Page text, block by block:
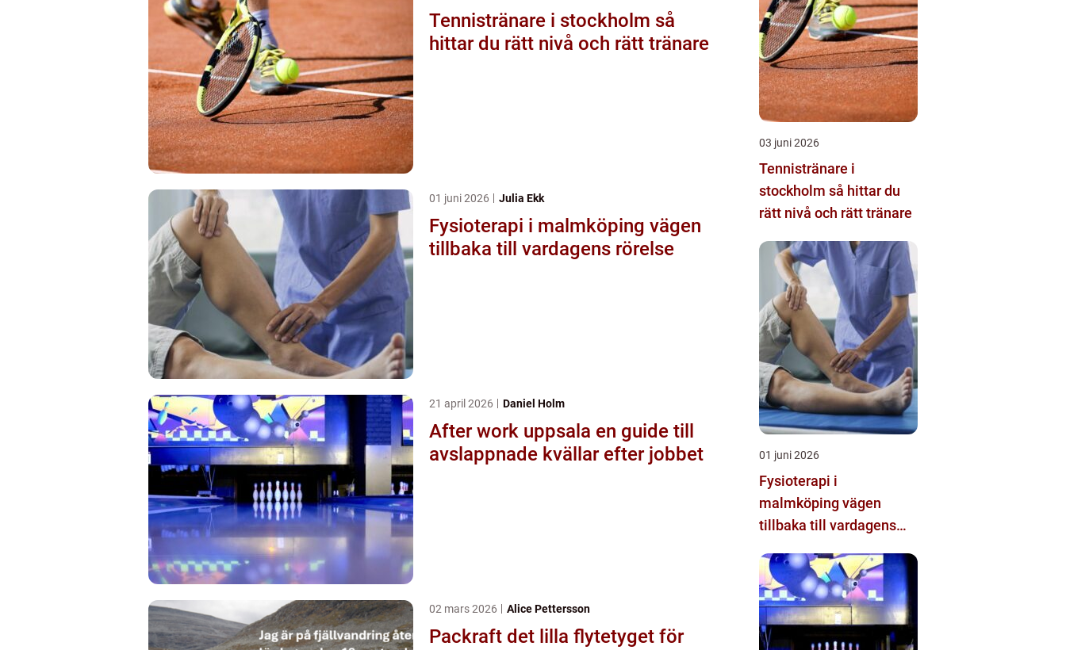
Tennistränare i stockholm så
hittar du rätt nivå och rätt tränare
01 juni 2026 Julia Ekk
Fysioterapi i malmköping vägen
tillbaka till vardagens rörelse
21 april 2026 Daniel Holm
After work uppsala en guide till
avslappnade kvällar efter jobbet
02 mars 2026 Alice Pettersson
Packraft det lilla flytetyget för
03 juni 2026
Tennistränare i
stockholm så hittar du
rätt nivå och rätt tränare
01 juni 2026
Fysioterapi i
malmköping vägen
tillbaka till vardagens